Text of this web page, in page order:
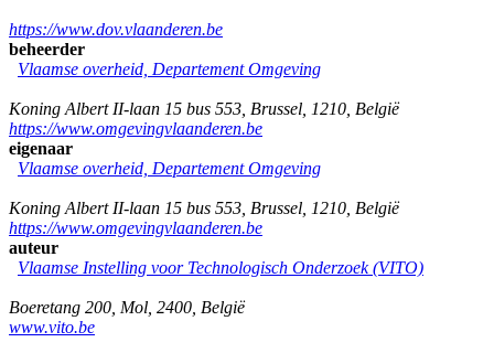
https://www.dov.vlaanderen.be
beheerder
Vlaamse overheid, Departement Omgeving
Koning Albert II-laan 15 bus 553 Brussel 1210 België
https://www.omgevingvlaanderen.be
eigenaar
Vlaamse overheid, Departement Omgeving
Koning Albert II-laan 15 bus 553 Brussel 1210 België
https://www.omgevingvlaanderen.be
auteur
Vlaamse Instelling voor Technologisch Onderzoek (VITO)
Boeretang 200 Mol 2400 België
www.vito.be